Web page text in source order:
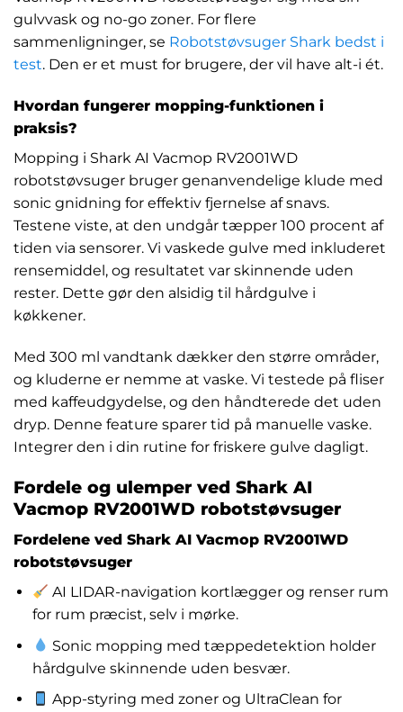
gulvvask og no-go zoner. For flere
sammenligninger, se Robotstøvsuger Shark bedst i
test. Den er et must for brugere, der vil have alt-i ét.
Hvordan fungerer mopping-funktionen i
praksis?
Mopping i Shark AI Vacmop RV2001WD
robotstøvsuger bruger genanvendelige klude med
sonic gnidning for effektiv fjernelse af snavs.
Testene viste, at den undgår tæpper 100 procent af
tiden via sensorer. Vi vaskede gulve med inkluderet
rensemiddel, og resultatet var skinnende uden
rester. Dette gør den alsidig til hårdgulve i
køkkener.
Med 300 ml vandtank dækker den større områder,
og kluderne er nemme at vaske. Vi testede på fliser
med kaffeudgydelse, og den håndterede det uden
dryp. Denne feature sparer tid på manuelle vaske.
Integrer den i din rutine for friskere gulve dagligt.
Fordele og ulemper ved Shark AI
Vacmop RV2001WD robotstøvsuger
Fordelene ved Shark AI Vacmop RV2001WD
robotstøvsuger
AI LIDAR-navigation kortlægger og renser rum
for rum præcist, selv i mørke.
Sonic mopping med tæppedetektion holder
hårdgulve skinnende uden besvær.
App-styring med zoner og UltraClean for